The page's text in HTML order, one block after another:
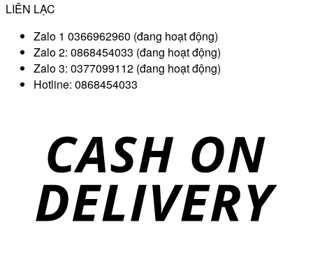
LIÊN LẠC
Zalo 1 0366962960 (đang hoạt động)
Zalo 2: 0868454033 (đang hoạt động)
Zalo 3: 0377099112 (đang hoạt động)
Hotline: 0868454033